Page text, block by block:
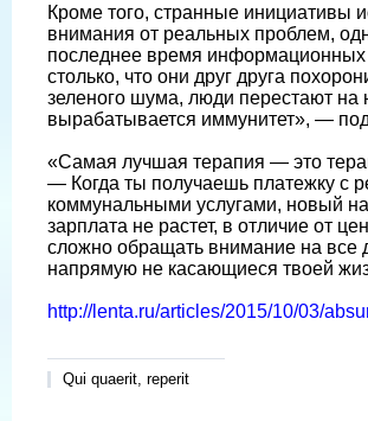
Кроме того, странные инициативы
внимания от реальных проблем,
последнее время
столько, что они друг друга
зеленого шума, люди перестают на
вырабатывается иммунитет», —
«Самая лучшая терапия — это
— Когда ты получаешь платежку с
коммунальными услугами, новый
зарплата не растет, в отличие от
сложно обращать внимание на все
напрямую не касающиеся твоей
http://lenta.ru/articles/2015/10/03/
Qui quaerit, reperit